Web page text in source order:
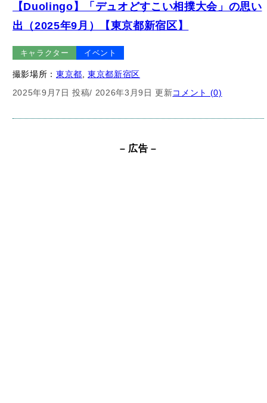
出（2025年9月）【東京都新宿区】
撮影場所：東京都 , 東京都新宿区
2025年9月7日 投稿/ 2026年3月9日 更新